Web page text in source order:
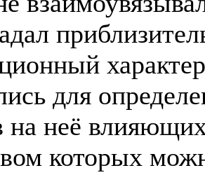
для
на неё
которых